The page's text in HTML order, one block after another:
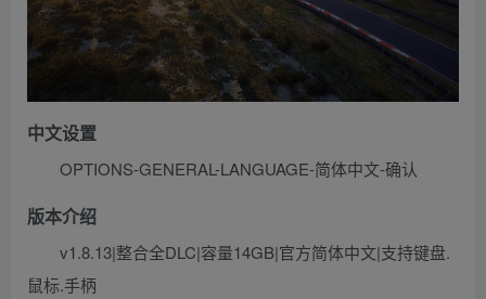
中文设置
OPTIONS-GENERAL-LANGUAGE-简体中文-确认
版本介绍
v1.8.13|整合全DLC|容量14GB|官方简体中文|支持键盘.
鼠标.手柄